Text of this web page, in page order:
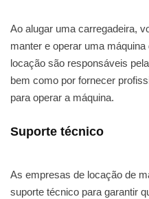
Ao alugar uma carregadeira,
manter e operar uma
locação são responsáveis
bem como por fornecer
para operar a máquina.
Suporte técnico
As empresas de locação de
suporte técnico para garantir